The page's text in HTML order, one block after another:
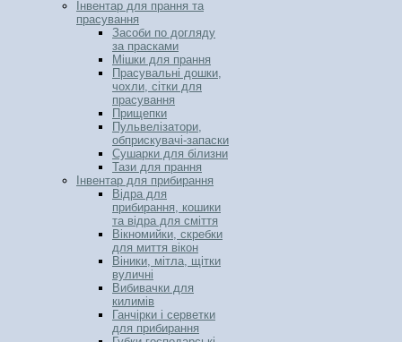
Інвентар для прання та
прасування
Засоби по догляду
за прасками
Мішки для прання
Прасувальні дошки,
чохли, сітки для
прасування
Прищепки
Пульвелізатори,
обприскувачі-запаски
Сушарки для білизни
Тази для прання
Інвентар для прибирання
Відра для
прибирання, кошики
та відра для сміття
Вікномийки, скребки
для миття вікон
Віники, мітла, щітки
вуличні
Вибивачки для
килимів
Ганчірки і серветки
для прибирання